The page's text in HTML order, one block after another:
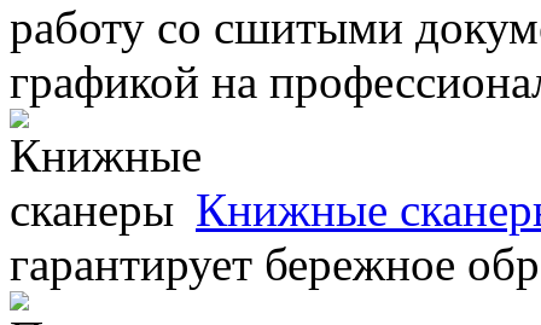
работу со сшитыми
графикой на
Книжные
гарантирует бережное